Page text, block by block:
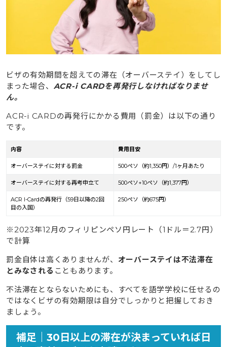
ビザの有効期間を超えての滞在（オーバーステイ）をしてし
まった場合、 ACR-i CARDを再発行しなければなりませ
ん。
ACR-i CARDの再発行にかかる費用（罰金）は以下の通り
です。
内容 費用目安
オーバーステイに対する罰金 500ペソ（約1,350円）/1ヶ月あたり
オーバーステイに対する再考申立て 500ペソ+10ペソ（約1,377円）
ACR I-Cardの再発行（59日以降の2回
目の入国）
250ペソ（約675円）
※2023年12月のフィリピンペソ円レート（1ドル＝2.7円）
で計算
罰金自体は高くありませんが、 オーバーステイは不法滞在
とみなされる こともあります。
不法滞在とならないためにも、すべてを語学学校に任せるの
ではなくビザの有効期限は自分でしっかりと把握しておき
ましょう。
補足｜30日以上の滞在が決まっていれば日